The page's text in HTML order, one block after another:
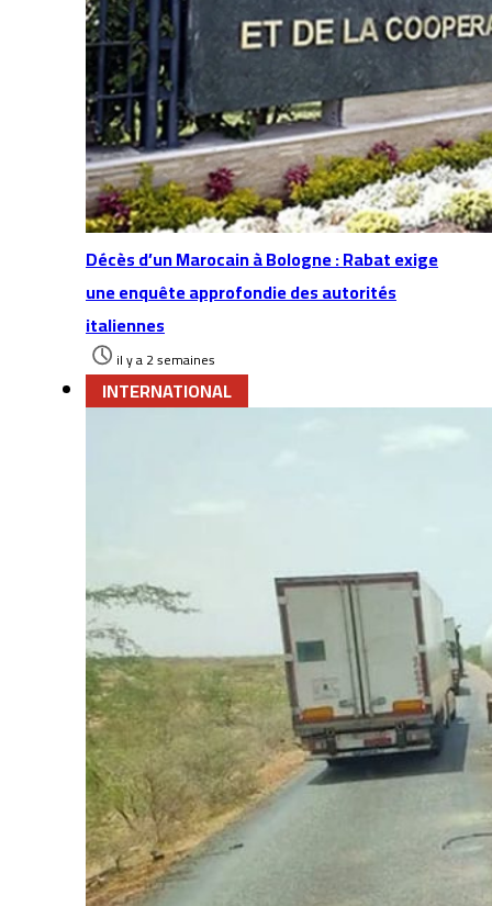
Décès d’un Marocain à Bologne : Rabat exige
une enquête approfondie des autorités
italiennes
il y a 2 semaines
INTERNATIONAL